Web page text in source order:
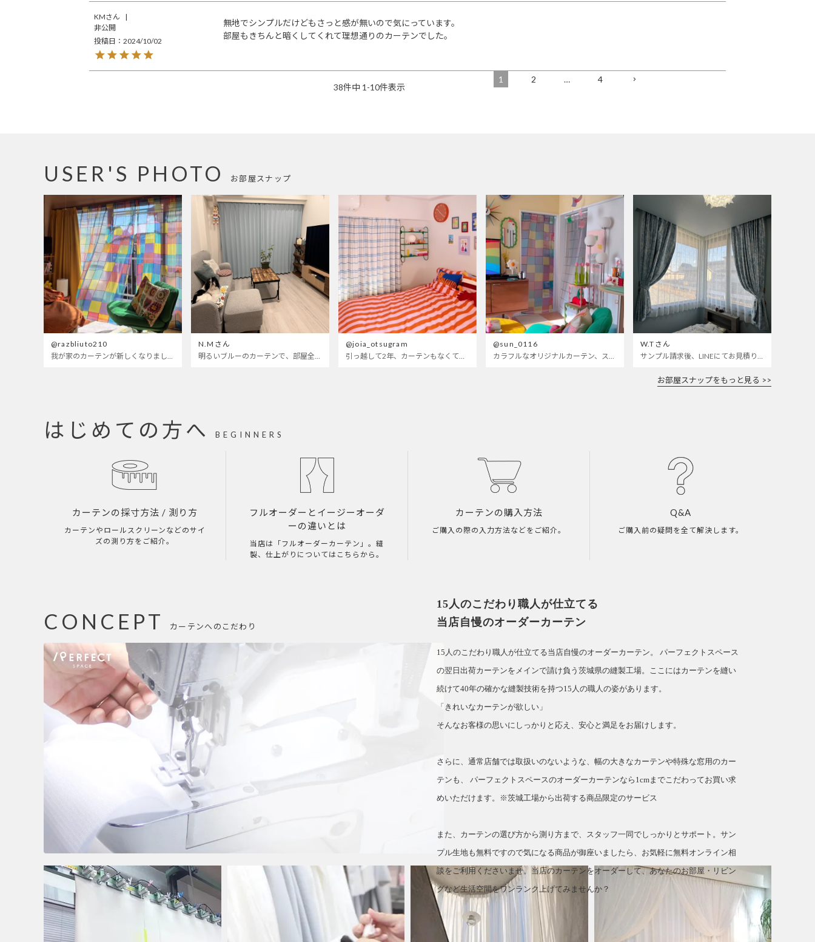
KM
非公開
投稿日
2024/10/02
無地でシンプルだけどもさっと感が無いので気にっています。
部屋もきちんと暗くしてくれて理想通りのカーテンでした。
38件中 1 -10件表示
1 2 … 4
お部屋スナップ
USER'S PHOTO
@razbliuto210
我が家のカーテンが新しくなりました🌼早起きが超絶苦手な私が、思わず朝カーテンを開けて光合成するようになったステンドグラスカーテン…！
N.Mさん
明るいブルーのカーテンで、部屋全体が明るく。白を基調とした部屋にぴったりです。
@joia_otsugram
引っ越して2年、カーテンもなくて放置されてた部屋wせめてもの可愛くしたくてつけたベットカバーもサイズが合ってないので思いっきり全部変えてみたら、遂に生まれ変わった〜
@sun_0116
カラフルなオリジナルカーテン、ステンドグラスレースをお迎えしました🌈 いつも開けっぱなしの寝室とお仕事部屋の仕切りカーテンにしました 🫣❣️
W.Tさん
サンプル請求後、LINEにてお見積り依頼をしました。 部屋によく合います。 ありがとうございました。
お部屋スナップをもっと見る >>
はじめての方へ BEGINNERS
カーテンの採寸方法 / 測り方
カーテンやロールスクリーンなどのサイ
ズの測り方をご紹介。
フルオーダーとイージーオーダ
ーの違いとは
当店は「フルオーダーカーテン」。縫
製、仕上がりについてはこちらから。
カーテンの購入方法
ご購入の際の入力方法などをご紹介。
Q&A
ご購入前の疑問を全て解決します。
カーテンへのこだわり
CONCEPT
15人のこだわり職人が仕立てる
当店自慢のオーダーカーテン
15人のこだわり職人が仕立てる当店自慢のオーダーカーテン。
パーフェクトスペース
の翌日出荷カーテンをメインで請け負う茨城県の縫製工場。ここにはカーテンを縫い
続けて40年の確かな縫製技術を持つ15人の職人の姿があります。
「きれいなカーテンが欲しい」
そんなお客様の思いにしっかりと応え、安心と満足をお届けします。
さらに、通常店舗では取扱いのないような、幅の大きなカーテンや特殊な窓用のカー
テンも、 パーフェクトスペースのオーダーカーテンなら1cmまでこだわってお買い求
めいただけます。※茨城工場から出荷する商品限定のサービス
また、カーテンの選び方から測り方まで、スタッフ一同でしっかりとサポート。サン
プル生地も無料ですので気になる商品が御座いましたら、お気軽に無料オンライン相
談をご利用くださいませ。当店のカーテンをオーダーして、あなたのお部屋・リビン
グなど生活空間をワンランク上げてみませんか？